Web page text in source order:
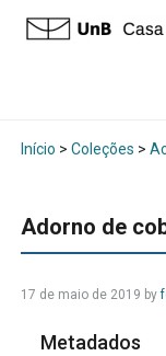
Início > Coleções >
Adorno de
17 de maio de 2019 by
Metadados